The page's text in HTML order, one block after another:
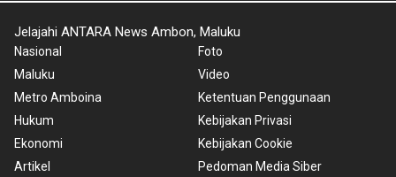
Jelajahi ANTARA News Ambon, Maluku
Nasional
Maluku
Metro Amboina
Hukum
Ekonomi
Artikel
Foto
Video
Ketentuan Penggunaan
Kebijakan Privasi
Kebijakan Cookie
Pedoman Media Siber